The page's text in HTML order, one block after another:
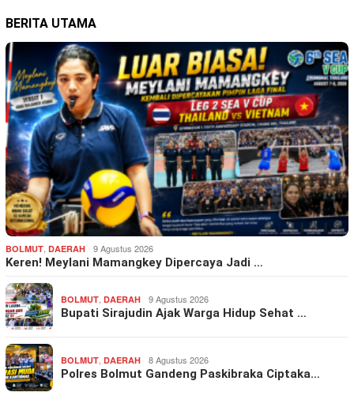
BERITA UTAMA
BOLMUT, DAERAH 9 Agustus 2026
Keren! Meylani Mamangkey Dipercaya Jadi …
BOLMUT, DAERAH 9 Agustus 2026
Bupati Sirajudin Ajak Warga Hidup Sehat …
BOLMUT, DAERAH 8 Agustus 2026
Polres Bolmut Gandeng Paskibraka Ciptaka…